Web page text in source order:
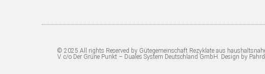
© 2025 All rights Reserved by Gütegemeinschaft Rezyklate aus
V. c/o Der Grüne Punkt – Duales System Deutschland GmbH. Design by